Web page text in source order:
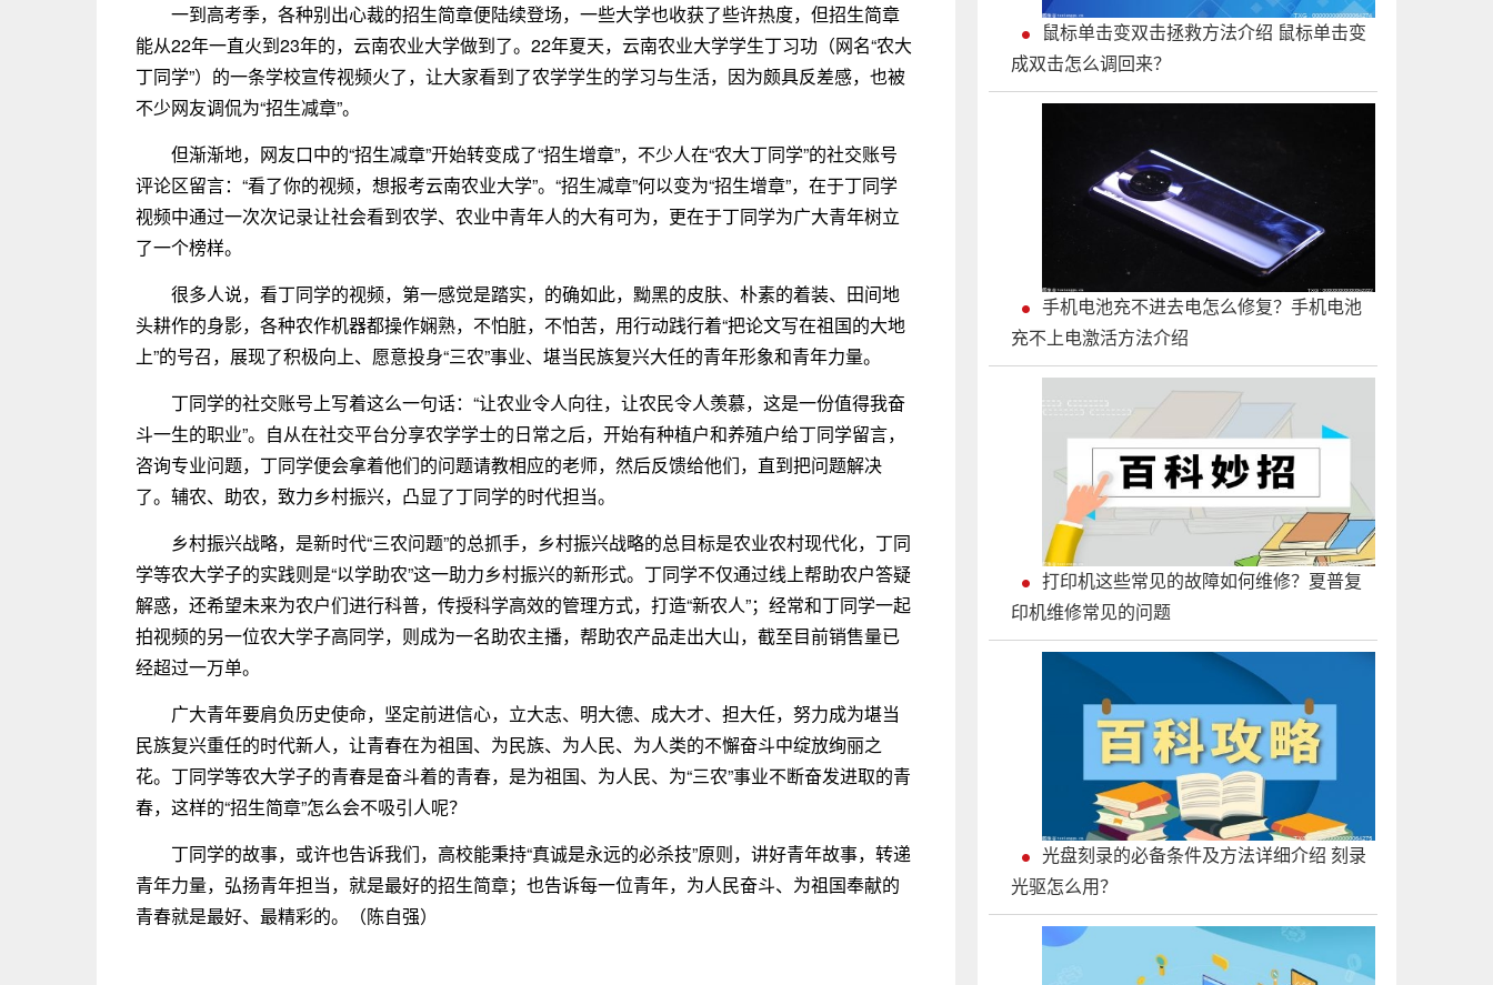
一到高考季，各种别出心裁的招生简章便陆续登场，一些大学也收获了些许热度，但招生简章
能从22年一直火到23年的，云南农业大学做到了。22年夏天，云南农业大学学生丁习功（网名“农大
丁同学”）的一条学校宣传视频火了，让大家看到了农学学生的学习与生活，因为颇具反差感，也被
不少网友调侃为“招生减章”。
但渐渐地，网友口中的“招生减章”开始转变成了“招生增章”，不少人在“农大丁同学”的社交账号
评论区留言：“看了你的视频，想报考云南农业大学”。“招生减章”何以变为“招生增章”，在于丁同学
视频中通过一次次记录让社会看到农学、农业中青年人的大有可为，更在于丁同学为广大青年树立
了一个榜样。
很多人说，看丁同学的视频，第一感觉是踏实，的确如此，黝黑的皮肤、朴素的着装、田间地
头耕作的身影，各种农作机器都操作娴熟，不怕脏，不怕苦，用行动践行着“把论文写在祖国的大地
上”的号召，展现了积极向上、愿意投身“三农”事业、堪当民族复兴大任的青年形象和青年力量。
丁同学的社交账号上写着这么一句话：“让农业令人向往，让农民令人羡慕，这是一份值得我奋
斗一生的职业”。自从在社交平台分享农学学士的日常之后，开始有种植户和养殖户给丁同学留言，
咨询专业问题，丁同学便会拿着他们的问题请教相应的老师，然后反馈给他们，直到把问题解决
了。辅农、助农，致力乡村振兴，凸显了丁同学的时代担当。
乡村振兴战略，是新时代“三农问题”的总抓手，乡村振兴战略的总目标是农业农村现代化，丁同
学等农大学子的实践则是“以学助农”这一助力乡村振兴的新形式。丁同学不仅通过线上帮助农户答疑
解惑，还希望未来为农户们进行科普，传授科学高效的管理方式，打造“新农人”；经常和丁同学一起
拍视频的另一位农大学子高同学，则成为一名助农主播，帮助农产品走出大山，截至目前销售量已
经超过一万单。
广大青年要肩负历史使命，坚定前进信心，立大志、明大德、成大才、担大任，努力成为堪当
民族复兴重任的时代新人，让青春在为祖国、为民族、为人民、为人类的不懈奋斗中绽放绚丽之
花。丁同学等农大学子的青春是奋斗着的青春，是为祖国、为人民、为“三农”事业不断奋发进取的青
春，这样的“招生简章”怎么会不吸引人呢？
丁同学的故事，或许也告诉我们，高校能秉持“真诚是永远的必杀技”原则，讲好青年故事，转递
青年力量，弘扬青年担当，就是最好的招生简章；也告诉每一位青年，为人民奋斗、为祖国奉献的
青春就是最好、最精彩的。（陈自强）
鼠标单击变双击拯救方法介绍 鼠标单击变
成双击怎么调回来？
手机电池充不进去电怎么修复？手机电池
充不上电激活方法介绍
打印机这些常见的故障如何维修？夏普复
印机维修常见的问题
光盘刻录的必备条件及方法详细介绍 刻录
光驱怎么用？